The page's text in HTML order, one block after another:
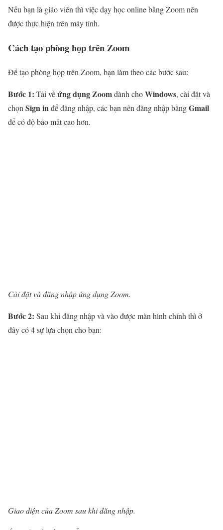
Nếu bạn là giáo viên thì việc dạy học online bằng Zoom nên
được thực hiện trên máy tính.
Cách tạo phòng họp trên Zoom
Để tạo phòng họp trên Zoom, bạn làm theo các bước sau:
Bước 1: Tải vềứng dụng Zoomdành choWindows, cài đặt và
chọn Sign inđể đăng nhập, các bạn nên đăng nhập bằngGmail
để có độ bảo mật cao hơn.
Cài đặt và đăng nhập ứng dụng Zoom.
Bước 2: Sau khi đăng nhập và vào được màn hình chính thì ở
đây có 4 sự lựa chọn cho bạn:
Giao diện của Zoom sau khi đăng nhập.